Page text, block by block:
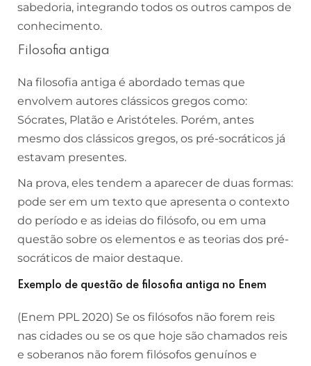
sabedoria, integrando todos os outros campos de
conhecimento.
Filosofia antiga
Na filosofia antiga é abordado temas que
envolvem autores clássicos gregos como:
Sócrates, Platão e Aristóteles. Porém, antes
mesmo dos clássicos gregos, os pré-socráticos já
estavam presentes.
Na prova, eles tendem a aparecer de duas formas:
pode ser em um texto que apresenta o contexto
do período e as ideias do filósofo, ou em uma
questão sobre os elementos e as teorias dos pré-
socráticos de maior destaque.
Exemplo de questão de filosofia antiga no Enem
(Enem PPL 2020) Se os filósofos não forem reis
nas cidades ou se os que hoje são chamados reis
e soberanos não forem filósofos genuínos e